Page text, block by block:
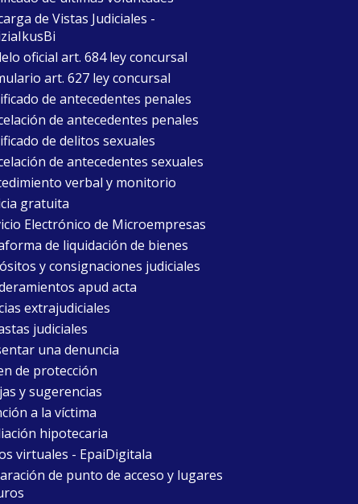
de Vistas Judiciales -
oficial art. 684 ley concursal
art. 627 ley concursal
de antecedentes penales
de antecedentes penales
de delitos sexuales
de antecedentes sexuales
verbal y monitorio
gratuita
Electrónico de Microempresas
de liquidación de bienes
y consignaciones judiciales
apud acta
extrajudiciales
judiciales
una denuncia
de protección
y sugerencias
a la víctima
hipotecaria
virtuales - EpaiDigitala
de punto de acceso y lugares